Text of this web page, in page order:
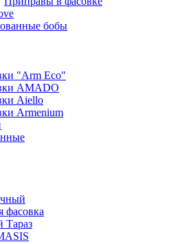
бобы
"Arm Eco"
AMADO
Aiello
Armenium
фасовка
Тараз